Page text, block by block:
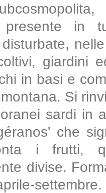
presente in
giardini
in basi e
Si
sardi in
che
i frutti,
divise.
settembre.